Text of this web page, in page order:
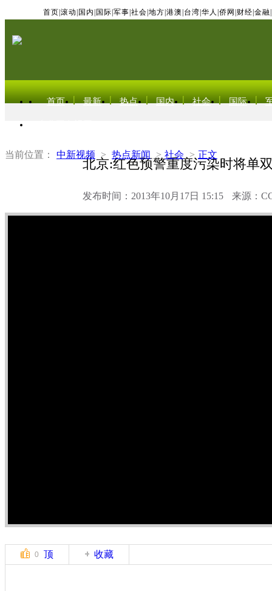
首页 滚动 国内 国际 军事 社会 地方 港澳 台湾 华人 侨网 财经 金融
首页 最新 热点 国内 社会 国际
当前位置： 中新视频 > 热点新闻 > 社会 > 正文
北京:红色预警重度污染时将单
发布时间：2013年10月17日 15:15 来源：
0 顶 收藏